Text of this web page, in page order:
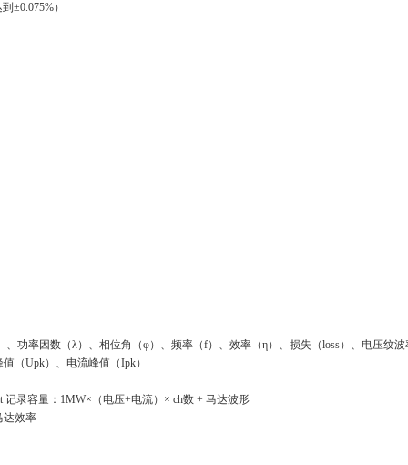
±0.075%）
功率因数（λ）、相位角（φ）、频率（f）、效率（η）、损失（loss）、电压纹波
（Upk）、电流峰值（Ipk）
录容量：1MW×（电压+电流）× ch数 + 马达波形
达效率